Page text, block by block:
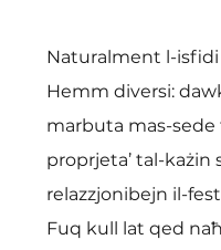
Naturalment l-
Hemm diversi:
marbuta mas-sede
proprjeta’ tal-
relazzjonibejn il-
Fuq kull lat qed